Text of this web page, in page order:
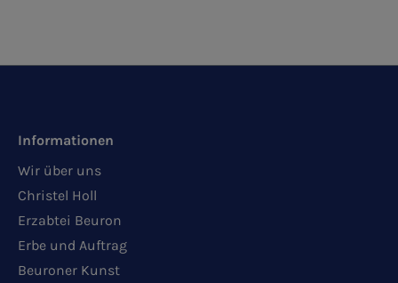
Informationen
Wir über uns
Christel Holl
Erzabtei Beuron
Erbe und Auftrag
Beuroner Kunst